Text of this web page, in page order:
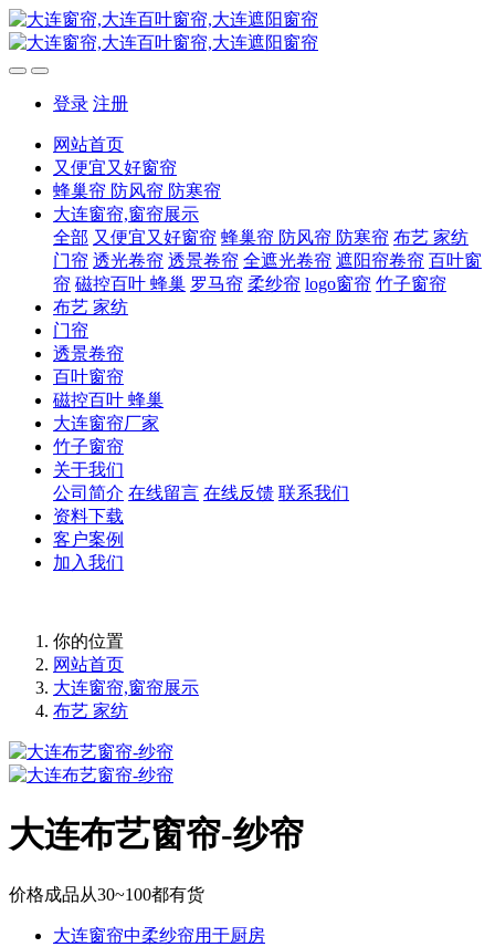
登录 注册
网站首页
又便宜又好窗帘
蜂巢帘 防风帘 防寒帘
大连窗帘,窗帘展示
全部 又便宜又好窗帘 蜂巢帘 防风帘 防寒帘 布艺 家纺
门帘 透光卷帘 透景卷帘 全遮光卷帘 遮阳帘卷帘 百叶窗
帘 磁控百叶 蜂巢 罗马帘 柔纱帘 logo窗帘 竹子窗帘
布艺 家纺
门帘
透景卷帘
百叶窗帘
磁控百叶 蜂巢
大连窗帘厂家
竹子窗帘
关于我们
公司简介 在线留言 在线反馈 联系我们
资料下载
客户案例
加入我们
你的位置
网站首页
大连窗帘,窗帘展示
布艺 家纺
大连布艺窗帘-纱帘
价格成品从30~100都有货
大连窗帘中柔纱帘用于厨房